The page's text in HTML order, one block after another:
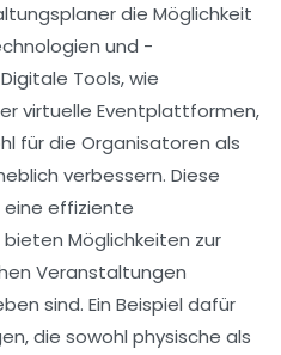
die Möglichkeit
und -
Tools, wie
virtuelle Eventplattformen,
für die Organisatoren als
verbessern. Diese
effiziente
bieten Möglichkeiten zur
Veranstaltungen
sind. Ein Beispiel dafür
die sowohl physische als